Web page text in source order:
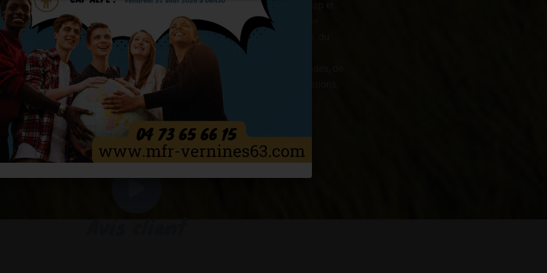
desgîtes collectifs etindividuels. Possédant le label tourisme et handicap et
notre
gîtese trouve à proximité des lacs d'Auvergne, du Puy de Dôme, de
Dore, Chastreix-Sancy, Besse-et-Saint-Anastaise), du Château de Murol, du
de Vulcania… Leshébergements collectifs
comprennent jusqu'à 109
gîtes individuels, ils sont équipés de plaques de cuisson, de micro-ondes, de
Pour passer un séjour au calme ou pour avoir de plus amples informations,
ou remplissez leformulaire en ligne